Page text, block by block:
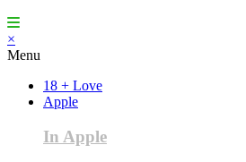
×
Menu
18 + Love
Apple
In Apple